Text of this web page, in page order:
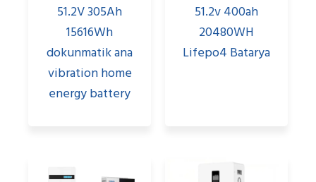
51.2V 305Ah
15616Wh
dokunmatik ana
vibration home
energy battery
51.2v 400ah
20480WH
Lifepo4 Batarya